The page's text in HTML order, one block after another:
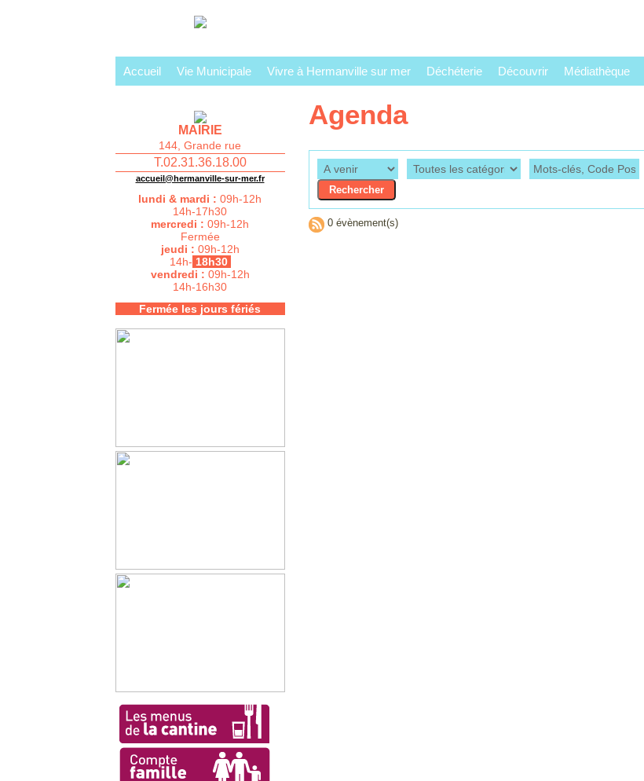
Accueil Vie Municipale Vivre à Hermanville sur mer Déchéterie Découvrir Médiathèque
MAIRIE
144, Grande rue
T.02.31.36.18.00
accueil@hermanville-sur-mer.fr
lundi & mardi : 09h-12h
14h-17h30
mercredi : 09h-12h
Fermée
jeudi : 09h-12h
14h- 18h30
vendredi : 09h-12h
14h-16h30
Fermée les jours fériés
Agenda
0 évènement(s)